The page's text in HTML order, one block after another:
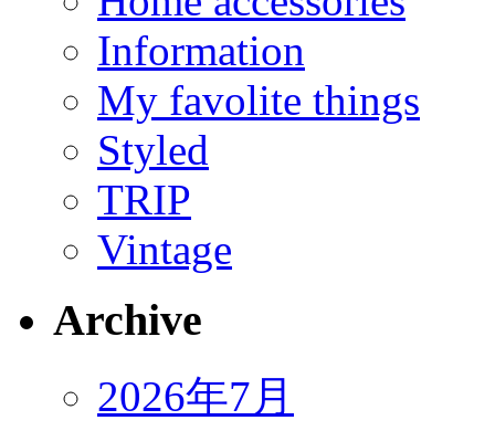
Information
My favolite things
Styled
TRIP
Vintage
Archive
2026年7月